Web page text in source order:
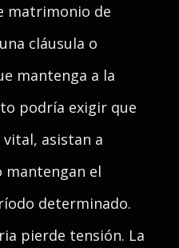
matrimonio de
cláusula o
mantenga a la
podría exigir que
asistan a
mantengan el
determinado.
pierde tensión. La